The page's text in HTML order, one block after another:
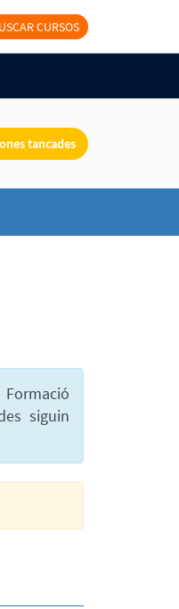
CURSOS
tancades
siguin